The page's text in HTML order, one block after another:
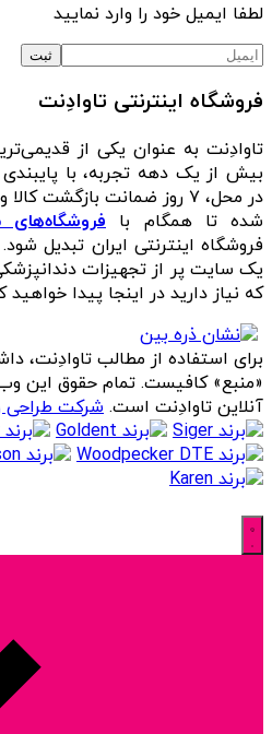
لطفا ایمیل خود را وارد نمایید
فروشگاه اینترنتی تاوادِنت
تاوادِنت به عنوان یکی از
بیش از یک دهه تجربه، با
در محل، ۷ روز ضمانت
شده تا همگام با فروشگاه‌های
فروشگاه اینترنتی ایران تبدیل
یک سایت پر از تجهیزات
که نیاز دارید در اینجا پیدا خواهید
برای استفاده از مطالب تاوادِنت،
«منبع» کافیست. تمام حقوق اين
آنلاین تاوادِنت است. شرکت طراحی